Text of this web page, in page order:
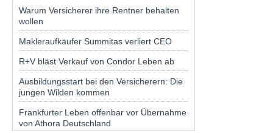
Warum Versicherer ihre Rentner behalten
wollen
Makleraufkäufer Summitas verliert CEO
R+V bläst Verkauf von Condor Leben ab
Ausbildungsstart bei den Versicherern: Die
jungen Wilden kommen
Frankfurter Leben offenbar vor Übernahme
von Athora Deutschland